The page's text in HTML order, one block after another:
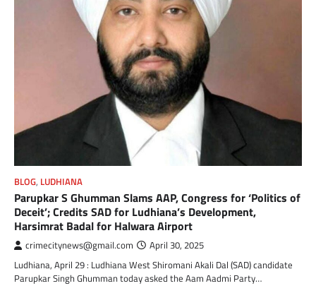
BLOG, LUDHIANA
Parupkar S Ghumman Slams AAP, Congress for ‘Politics of
Deceit’; Credits SAD for Ludhiana’s Development,
Harsimrat Badal for Halwara Airport
crimecitynews@gmail.com April 30, 2025
Ludhiana, April 29 : Ludhiana West Shiromani Akali Dal (SAD) candidate
Parupkar Singh Ghumman today asked the Aam Aadmi Party…